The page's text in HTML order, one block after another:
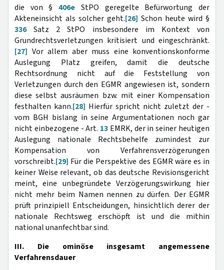
die von §406e StPO geregelte Befürwortung der
Akteneinsicht als solcher geht.[26] Schon heute wird §
336Satz 2 StPO insbesondere im Kontext von
Grundrechtsverletzungen kritisiert und eingeschränkt.
[27] Vor allem aber muss eine konventionskonforme
Auslegung Platz greifen, damit die deutsche
Rechtsordnung nicht auf die Feststellung von
Verletzungen durch den EGMR angewiesen ist, sondern
diese selbst ausräumen bzw. mit einer Kompensation
festhalten kann.[28] Hierfür spricht nicht zuletzt der -
vom BGH bislang in seine Argumentationen noch gar
nicht einbezogene - Art. 13 EMRK, der in seiner heutigen
Auslegung nationale Rechtsbehelfe zumindest zur
Kompensation von Verfahrensverzögerungen
vorschreibt.[29] Für die Perspektive des EGMR wäre es in
keiner Weise relevant, ob das deutsche Revisionsgericht
meint, eine unbegründete Verzögerungswirkung hier
nicht mehr beim Namen nennen zu dürfen. Der EGMR
prüft prinzipiell Entscheidungen, hinsichtlich derer der
nationale Rechtsweg erschöpft ist und die mithin
national unanfechtbar sind.
III. Die ominöse insgesamt angemessene
Verfahrensdauer